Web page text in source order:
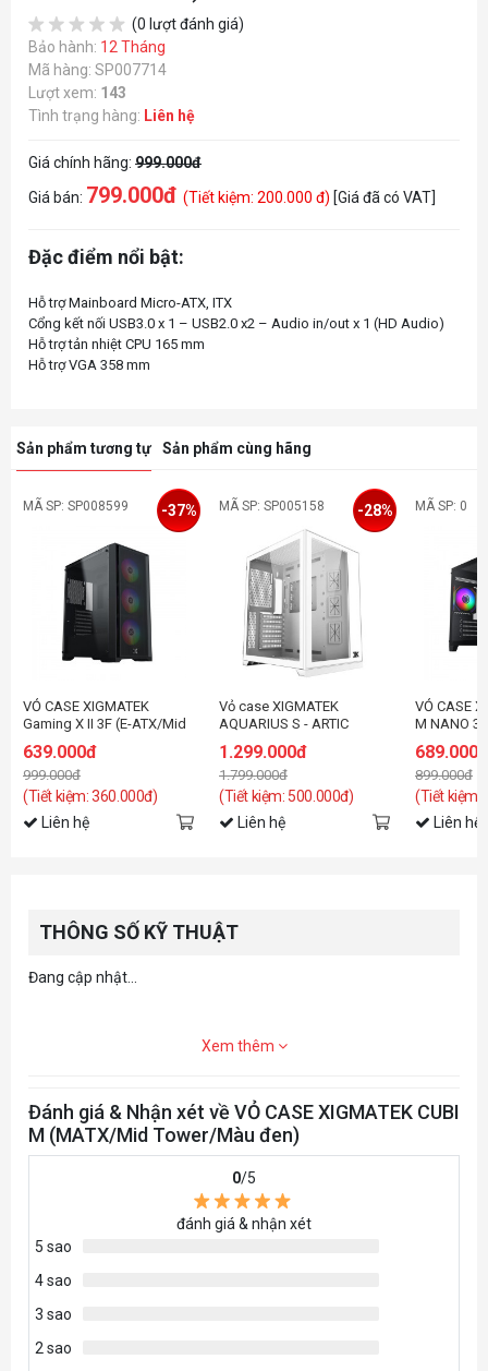
(0 lượt đánh giá)
Bảo hành: 12 Tháng
Mã hàng: SP007714
Lượt xem: 143
Tình trạng hàng: Liên hệ
Giá chính hãng: 999.000đ
Giá bán: 799.000đ (Tiết kiệm: 200.000 đ) [Giá đã có VAT]
Đặc điểm nổi bật:
Hỗ trợ Mainboard Micro-ATX, ITX
Cổng kết nối USB3.0 x 1 – USB2.0 x2 – Audio in/out x 1 (HD Audio)
Hỗ trợ tản nhiệt CPU 165 mm
Sản phẩm tương tự Sản phẩm cùng hãng
MÃ SP: SP008599
VỎ CASE XIGMATEK
Gaming X II 3F (E-ATX/Mid
639.000đ
999.000đ
(Tiết kiệm: 360.000đ)
-37%
Liên hệ
MÃ SP: SP005158
Vỏ case XIGMATEK
AQUARIUS S - ARTIC
1.299.000đ
1.799.000đ
(Tiết kiệm: 500.000đ)
-28%
Liên hệ
MÃ SP: 0
VỎ CASE
M NANO
689.000đ
899.000đ
(Tiết kiệm:
Liên hệ
THÔNG SỐ KỸ THUẬT
Đang cập nhật...
Xem thêm
Đánh giá & Nhận xét về VỎ CASE XIGMATEK CUBI
M (MATX/Mid Tower/Màu đen)
0/5
đánh giá & nhận xét
5 sao
4 sao
3 sao
2 sao